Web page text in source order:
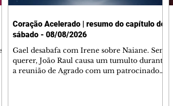
Coração Acelerado | resumo do capítulo de
sábado - 08/08/2026
Gael desabafa com Irene sobre Naiane. Sem
querer, João Raul causa um tumulto durante
a reunião de Agrado com um patrocinador.